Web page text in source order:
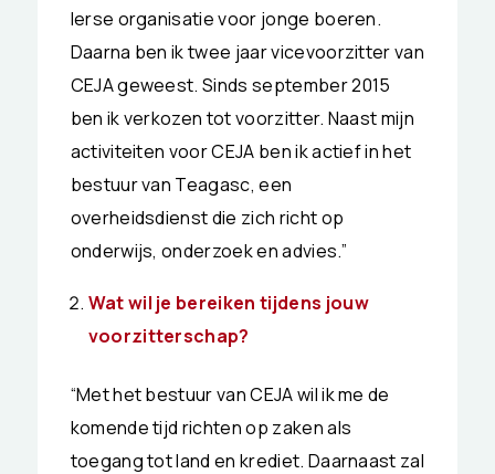
Ierse organisatie voor jonge boeren.
Daarna ben ik twee jaar vicevoorzitter van
CEJA geweest. Sinds september 2015
ben ik verkozen tot voorzitter. Naast mijn
activiteiten voor CEJA ben ik actief in het
bestuur van Teagasc, een
overheidsdienst die zich richt op
onderwijs, onderzoek en advies.”
Wat wil je bereiken tijdens jouw
voorzitterschap?
“Met het bestuur van CEJA wil ik me de
komende tijd richten op zaken als
toegang tot land en krediet. Daarnaast zal